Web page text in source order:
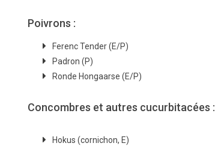
Poivrons :
Ferenc Tender (E/P)
Padron (P)
Ronde Hongaarse (E/P)
Concombres et autres cucurbitacées :
Hokus (cornichon, E)